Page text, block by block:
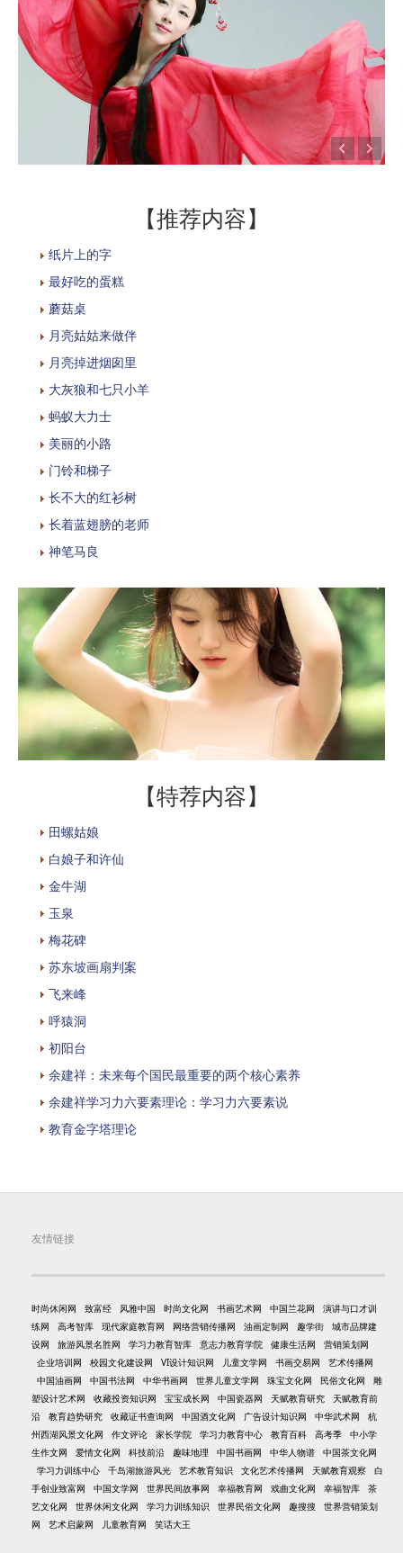
【推荐内容】
纸片上的字
最好吃的蛋糕
蘑菇桌
月亮姑姑来做伴
月亮掉进烟囱里
大灰狼和七只小羊
蚂蚁大力士
美丽的小路
门铃和梯子
长不大的红衫树
长着蓝翅膀的老师
神笔马良
【特荐内容】
田螺姑娘
白娘子和许仙
金牛湖
玉泉
梅花碑
苏东坡画扇判案
飞来峰
呼猿洞
初阳台
余建祥：未来每个国民最重要的两个核心素养
余建祥学习力六要素理论：学习力六要素说
教育金字塔理论
友情链接
时尚休闲网 致富经 风雅中国 时尚文化网 书画艺术网 中国兰花网
演讲与口才训
练网
高考智库 现代家庭教育网 网络营销传播网 油画定制网 趣学街
城市品牌建
设网
旅游风景名胜网 学习力教育智库 意志力教育学院 健康生活网
营销策划网
企业培训网
校园文化建设网 VI设计知识网 儿童文学网 书画交易网
艺术传播网
中国油画网
中国书法网 中华书画网 世界儿童文学网 珠宝文化网 民俗文化网
雕
塑设计艺术网
收藏投资知识网 宝宝成长网 中国瓷器网 天赋教育研究
天赋教育前
沿
教育趋势研究 收藏证书查询网 中国酒文化网 广告设计知识网 中华武术网
杭
州西湖风景文化网
作文评论 家长学院 学习力教育中心 教育百科 高考季
中小学
生作文网
爱情文化网 科技前沿 趣味地理 中国书画网 中华人物谱
中国茶文化网
学习力训练中心
千岛湖旅游风光 艺术教育知识 文化艺术传播网 天赋教育观察
白
手创业致富网
中国文学网 世界民间故事网 幸福教育网 戏曲文化网 幸福智库
茶
艺文化网
世界休闲文化网 学习力训练知识 世界民俗文化网 趣搜搜
世界营销策划
网
艺术启蒙网 儿童教育网 笑话大王